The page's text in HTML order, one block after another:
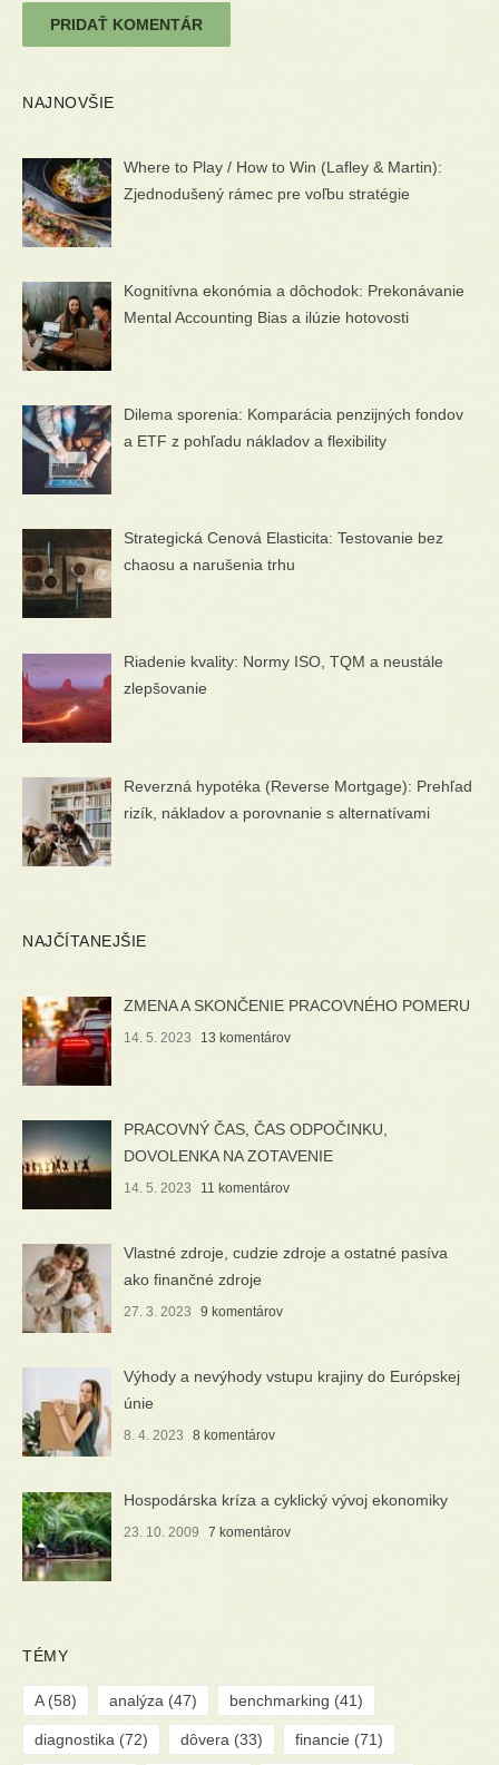
NAJNOVŠIE
Where to Play / How to Win (Lafley & Martin):
Zjednodušený rámec pre voľbu stratégie
Kognitívna ekonómia a dôchodok: Prekonávanie
Mental Accounting Bias a ilúzie hotovosti
Dilema sporenia: Komparácia penzijných fondov
a ETF z pohľadu nákladov a flexibility
Strategická Cenová Elasticita: Testovanie bez
chaosu a narušenia trhu
Riadenie kvality: Normy ISO, TQM a neustále
zlepšovanie
Reverzná hypotéka (Reverse Mortgage): Prehľad
rizík, nákladov a porovnanie s alternatívami
NAJČÍTANEJŠIE
ZMENA A SKONČENIE PRACOVNÉHO POMERU
14. 5. 2023 13 komentárov
PRACOVNÝ ČAS, ČAS ODPOČINKU,
DOVOLENKA NA ZOTAVENIE
14. 5. 2023 11 komentárov
Vlastné zdroje, cudzie zdroje a ostatné pasíva
ako finančné zdroje
27. 3. 2023 9 komentárov
Výhody a nevýhody vstupu krajiny do Európskej
únie
8. 4. 2023 8 komentárov
Hospodárska kríza a cyklický vývoj ekonomiky
23. 10. 2009 7 komentárov
TÉMY
A(58) analýza (47) benchmarking (41)
diagnostika (72) dôvera (33) financie (71)